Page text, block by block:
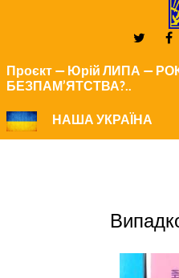
Проєкт — Юрій ЛИПА —
БЕЗПАМ’ЯТСТВА?..
НАША УКРАЇНА